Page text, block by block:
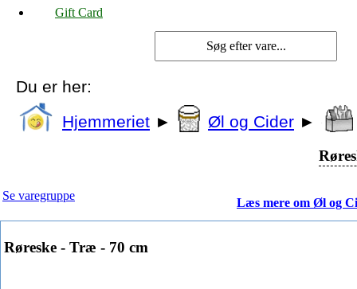
Gift Card
Du er her:
Hjemmeriet ► Øl og Cider ►
Se varegruppe
Læs mere om Øl og
Røreske - Træ - 70 cm